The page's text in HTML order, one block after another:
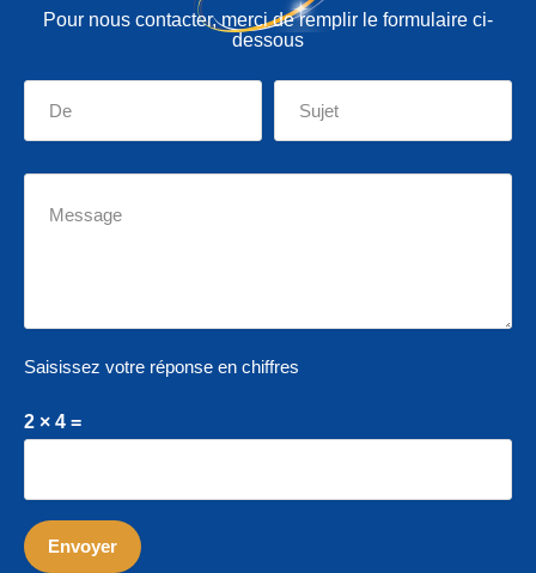
Pour nous contacter, merci de remplir le formulaire ci-
dessous
Saisissez votre réponse en chiffres
2 × 4 =